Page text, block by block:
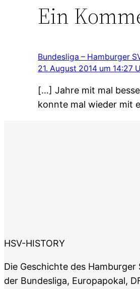
Ein
Bundesliga – Hamburger
21. August 2014 um 14:27
[…] Jahre mit mal
konnte mal wieder mit
HSV-HISTORY
Die Geschichte des Hamburger
der Bundesliga, Europapokal,